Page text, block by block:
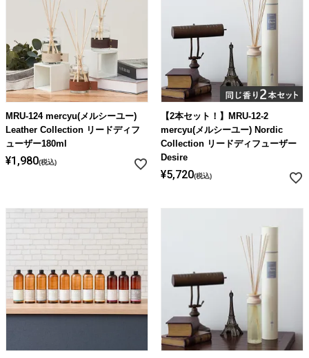
MRU-124 mercyu(メルシーユー)
Leather Collection リードディフ
ューザー180ml
¥1,980 税込
【2本セット！】MRU-12-2
mercyu(メルシーユー) Nordic
Collection リードディフューザー
Desire
¥5,720 税込